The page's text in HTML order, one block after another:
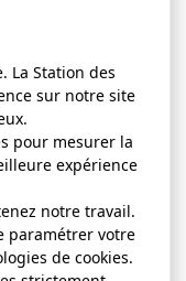
La Station des
sur notre site
pour mesurer la
expérience
notre travail.
paramétrer votre
de cookies.